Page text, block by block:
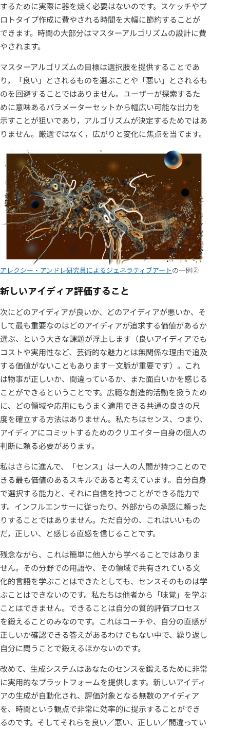
するために実際に器を焼く必要はないのです。スケッチやプ
ロトタイプ作成に費やされる時間を大幅に節約することが
できます。時間の大部分はマスターアルゴリズムの設計に費
やされます。
マスターアルゴリズムの目標は選択肢を提供することであ
り，「良い」とされるものを選ぶことや「悪い」とされるも
のを回避することではありません。ユーザーが探索するた
めに意味あるパラメーターセットから幅広い可能な出力を
示すことが狙いであり，アルゴリズムが決定するためではあ
りません。厳選ではなく，広がりと変化に焦点を当てます。
アレクシー・アンドレ研究員によるジェネラティブアートの一例②
新しいアイディア評価すること
次にどのアイディアが良いか、どのアイディアが悪いか、そ
して最も重要なのはどのアイディアが追求する価値があるか
選ぶ、という大きな課題が浮上します（良いアイディアでも
コストや実用性など、芸術的な魅力とは無関係な理由で追及
する価値がないこともあります―文脈が重要です）。これ
は物事が正しいか、間違っているか、また面白いかを感じる
ことができるということです。広範な創造的活動を扱うため
に、どの領域や応用にもうまく適用できる共通の良さの尺
度を確立する方法はありません。私たちはセンス、つまり、
アイディアにコミットするためのクリエイター自身の個人の
判断に頼る必要があります。
私はさらに進んで、「センス」は一人の人間が持つことので
きる最も価値のあるスキルであると考えています。自分自身
で選択する能力と、それに自信を持つことができる能力で
す。インフルエンサーに従ったり、外部からの承認に頼った
りすることではありません。ただ自分の、これはいいもの
だ，正しい、と感じる直感を信じることです。
残念ながら、これは簡単に他人から学べることではありま
せん。その分野での用語や、その領域で共有されている文
化的言語を学ぶことはできたとしても、センスそのものは学
ぶことはできないのです。私たちは他者から「味覚」を学ぶ
ことはできません。できることは自分の質的評価プロセス
を鍛えることのみなのです。これはコーチや、自分の直感が
正しいか確認できる答えがあるわけでもない中で、繰り返し
自分に問うことで鍛えるほかないのです。
改めて、生成システムはあなたのセンスを鍛えるために非常
に実用的なプラットフォームを提供します。新しいアイディ
アの生成が自動化され、評価対象となる無数のアイディア
を、時間という観点で非常に効率的に提示することができ
るのです。そしてそれらを良い／悪い、正しい／間違ってい